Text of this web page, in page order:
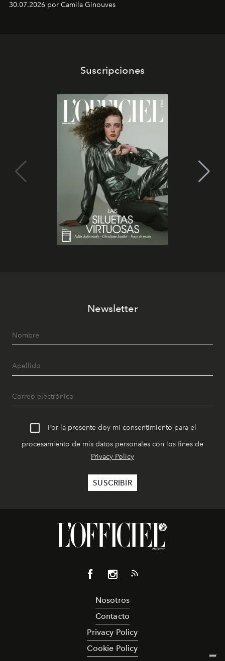
30.07.2026 por Camila Ginouves
Suscripciones
Newsletter
Por la presente doy mi consentimiento para el
procesamiento de mis datos personales con los fines de
Privacy Policy
Nosotros
Contacto
Privacy Policy
Cookie Policy